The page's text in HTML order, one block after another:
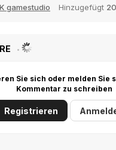
gamestudio Hinzugefügt
Sie sich oder melden Sie
Kommentar zu schreiben
Registrieren